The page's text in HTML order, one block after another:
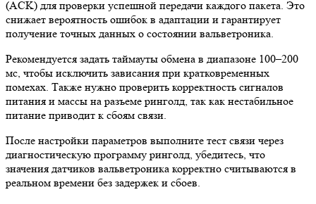
(ACK) для проверки успешной передачи каждого пакета. Это
снижает вероятность ошибок в адаптации и гарантирует
получение точных данных о состоянии вальветроника.
Рекомендуется задать таймауты обмена в диапазоне 100–200
мс, чтобы исключить зависания при кратковременных
помехах. Также нужно проверить корректность сигналов
питания и массы на разъеме ринголд, так как нестабильное
питание приводит к сбоям связи.
После настройки параметров выполните тест связи через
диагностическую программу ринголд, убедитесь, что
значения датчиков вальветроника корректно считываются в
реальном времени без задержек и сбоев.